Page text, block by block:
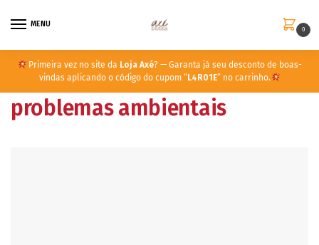
MENU
0
Primeira vez no site da Loja Axé? — Garanta já seu desconto de boas-
vindas aplicando o código do cupom “ L4R01E” no carrinho.
problemas ambientais